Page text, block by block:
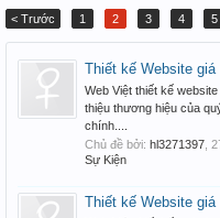
< Trước 1 2 3 4 5
Thiết kế Website giá
Web Việt thiết kế
thiệu thương hiệu của
chính....
Chủ đề bởi: hl3271397
Sự Kiện
Thiết kế Website giá